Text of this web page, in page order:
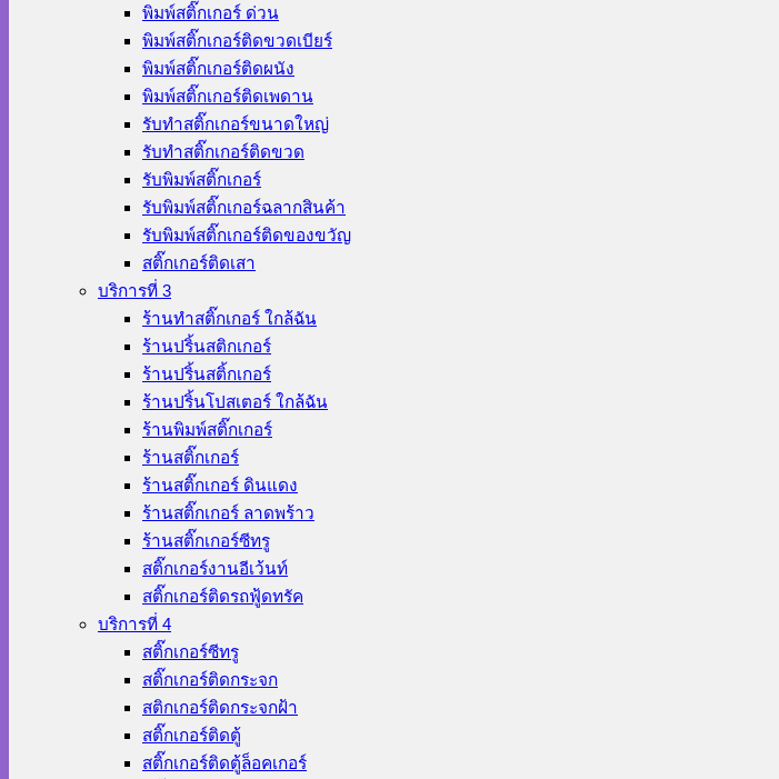
พิมพ์สติ๊กเกอร์ ด่วน
พิมพ์สติ๊กเกอร์ติดขวดเบียร์
พิมพ์สติ๊กเกอร์ติดผนัง
พิมพ์สติ๊กเกอร์ติดเพดาน
รับทำสติ๊กเกอร์ขนาดใหญ่
รับทำสติ๊กเกอร์ติดขวด
รับพิมพ์สติ๊กเกอร์
รับพิมพ์สติ๊กเกอร์ฉลากสินค้า
รับพิมพ์สติ๊กเกอร์ติดของขวัญ
สติ๊กเกอร์ติดเสา
บริการที่ 3
ร้านทําสติ๊กเกอร์ ใกล้ฉัน
ร้านปริ้นสติกเกอร์
ร้านปริ้นสติ้กเกอร์
ร้านปริ้นโปสเตอร์ ใกล้ฉัน
ร้านพิมพ์สติ๊กเกอร์
ร้านสติ๊กเกอร์
ร้านสติ๊กเกอร์ ดินแดง
ร้านสติ๊กเกอร์ ลาดพร้าว
ร้านสติ๊กเกอร์ซีทรู
สติ๊กเกอร์งานอีเว้นท์
สติ๊กเกอร์ติดรถฟู้ดทรัค
บริการที่ 4
สติ๊กเกอร์ซีทรู
สติ๊กเกอร์ติดกระจก
สติกเกอร์ติดกระจกฝ้า
สติ๊กเกอร์ติดตู้
สติ๊กเกอร์ติดตู้ล็อคเกอร์